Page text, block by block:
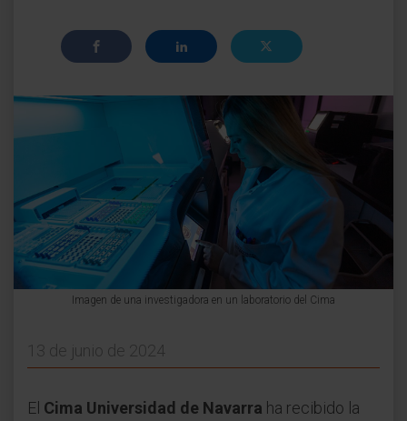
Imagen de una investigadora en un laboratorio del Cima
13 de junio de 2024
El Cima Universidad de Navarra ha recibido la